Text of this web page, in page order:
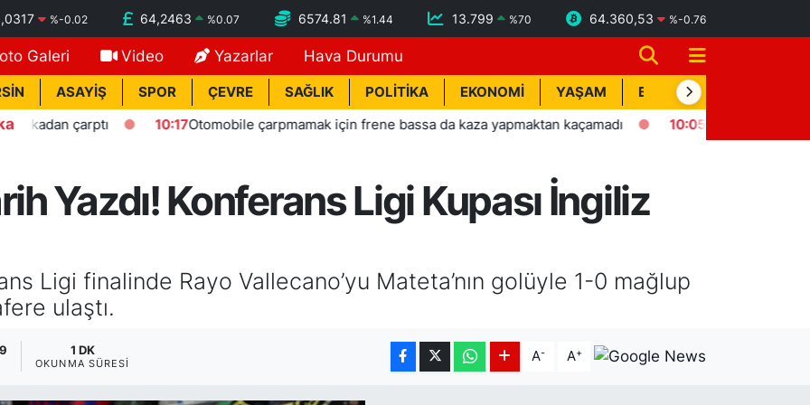
%-0.02 64,2463 %0.07 6574.81 %1.44 13.799 %70 64.360,53 %-0.76
Galeri Video Yazarlar Hava Durumu
ASAYİŞ SPOR ÇEVRE SAĞLIK POLİTİKA EKONOMİ YAŞAM BİK İLAN
çarptı 10:17Otomobile çarpmamak için frene bassa da kaza yapmaktan kaçamadı 10:05 Yangına giden
Yazdı! Konferans Ligi Kupası İngiliz
Ligi finalinde Rayo Vallecano’yu Mateta’nın golüyle 1-0 mağlup
ulaştı.
1 DK
OKUNMA SÜRESI A- A+